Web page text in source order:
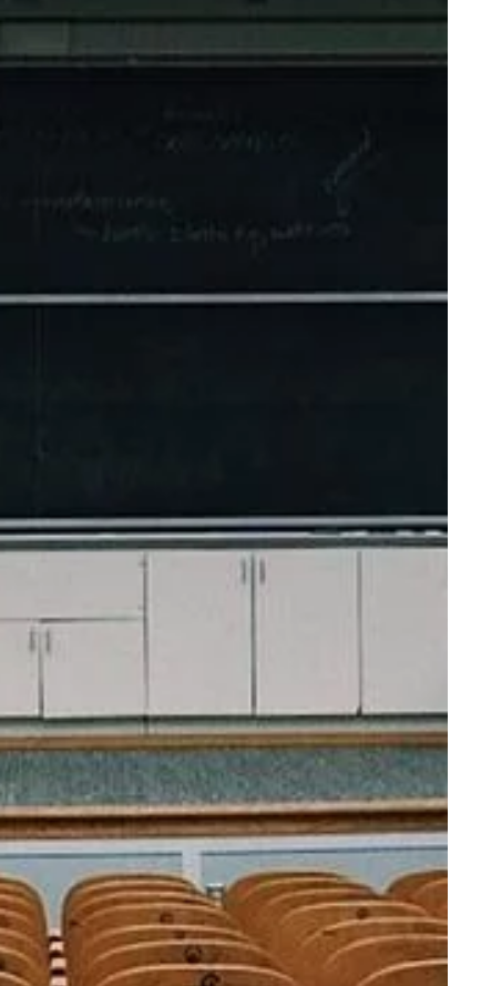
kwasu
starszych
Ilość najróżniejszych okazji w roku, gdy
Urodziny, imieniny, Dzień Dziecka,